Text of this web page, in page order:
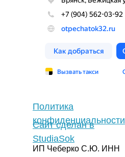
Политика
конфиденциальности
Сайт сделан в
StudiaSok
ИП Чеберко С.Ю. ИНН